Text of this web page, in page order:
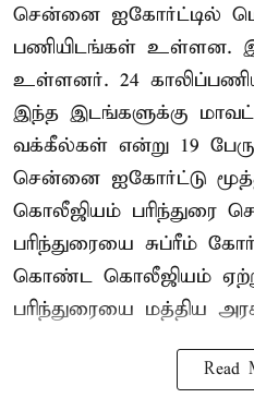
சென்னை ஐகோர்ட்டில்
பணியிடங்கள் உள்ளன.
உள்ளனர். 24
இந்த இடங்களுக்கு
வக்கீல்கள் என்று 19
சென்னை ஐகோர்ட்டு
கொலீஜியம் பரிந்துரை
பரிந்துரையை சுப்ரீம்
கொண்ட கொலீஜியம்
பரிந்துரையை மத்திய
Read